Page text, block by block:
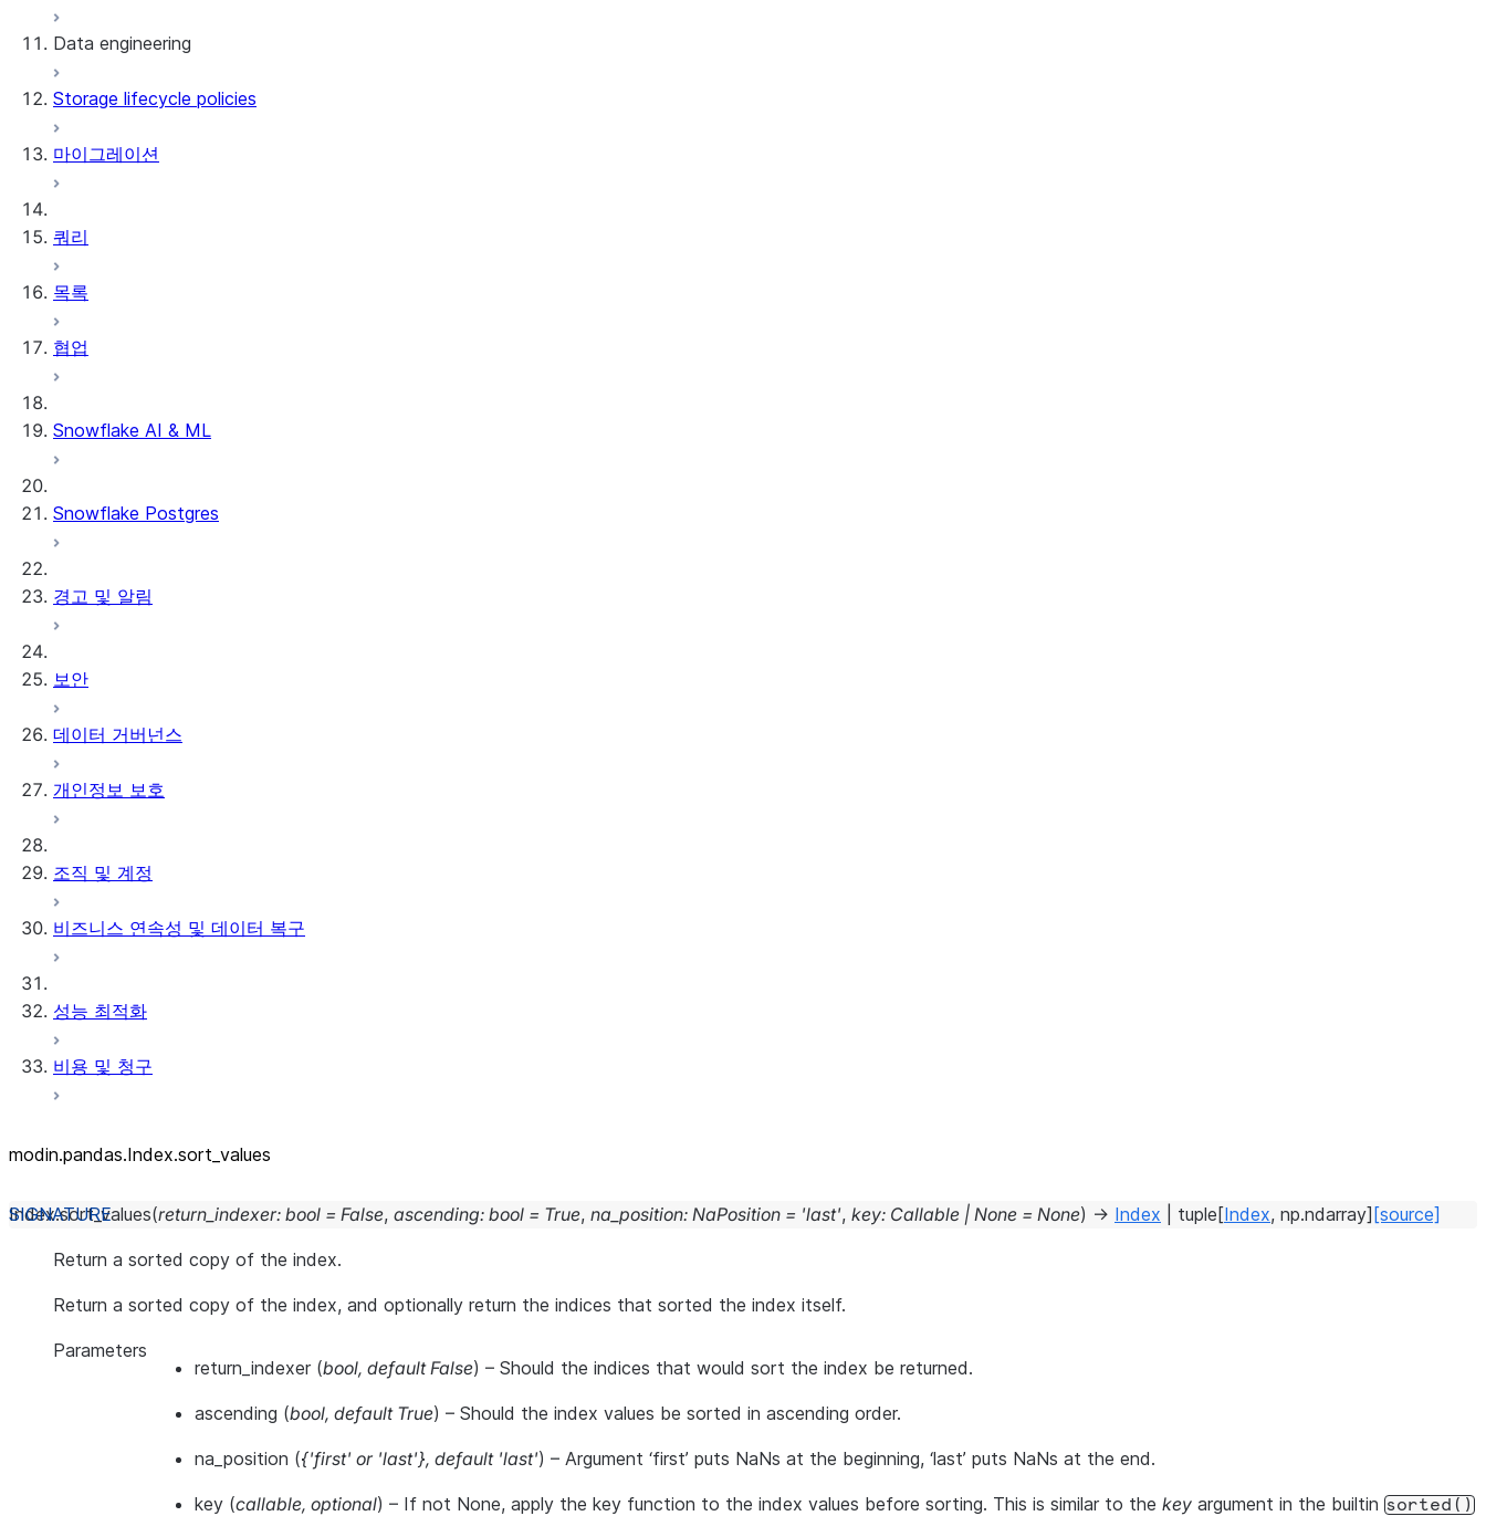
Snowflake Openflow
Apache Iceberg™
Apache Iceberg™ 테이블
Data engineering
데이터 로딩
동적 테이블
Storage lifecycle policies
마이그레이션
쿼리
목록
협업
Snowflake AI & ML
Snowflake Postgres
경고 및 알림
보안
데이터 거버넌스
개인정보 보호
조직 및 계정
비즈니스 연속성 및 데이터 복구
성능 최적화
비용 및 청구
modin.pandas.Index.sort_ values
Index.sort_values(return_indexer: bool = False, ascending: bool = True, na_position: NaPosition = 'last', key: Callable | None = None) → Index tuple [Index, np.ndarray] [source]
Return a sorted copy of the index.
Return a sorted copy of the index, and optionally return the indices that sorted the index itself.
Parameters
return_indexer (bool, default False) – Should the indices that would sort the index be returned.
ascending (bool, default True) – Should the index values be sorted in ascending order.
na_position ({'first' or 'last'}, default 'last') – Argument ‘first’ puts NaNs at the beginning, ‘last’ puts NaNs at the end.
key (callable, optional) – If not None, apply the key function to the index values before sorting. This is similar to the key argument in the builtin sorted()